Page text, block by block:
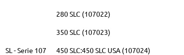
SL - Serie 107
280 SLC (107022)
350 SLC (107023)
450 SLC:450 SLC USA (107024)